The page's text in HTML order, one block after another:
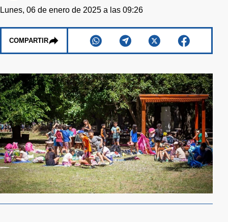
Lunes, 06 de enero de 2025 a las 09:26
COMPARTIR